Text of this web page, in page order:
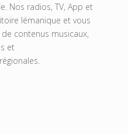
Nos radios, TV, App et
lémanique et vous
contenus musicaux,
et